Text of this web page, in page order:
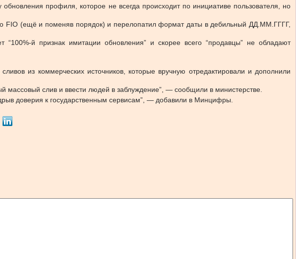
профиля, которое не всегда происходит по инициативе пользователя, но
FIO (ещё и поменяв порядок) и перелопатил формат даты в дебильный ДД.ММ.ГГГГ,
й признак имитации обновления” и скорее всего “продавцы” не обладают
из коммерческих источников, которые вручную отредактировали и дополнили
массовый слив и ввести людей в заблуждение”, — сообщили в министерстве.
доверия к государственным сервисам”, — добавили в Минцифры.